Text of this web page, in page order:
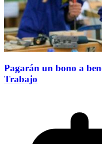
Pagarán un bono a
Trabajo